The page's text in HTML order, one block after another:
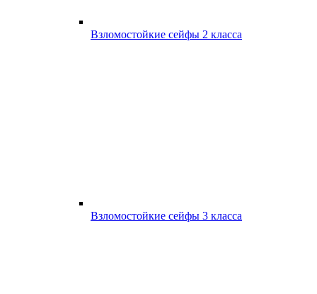
Взломостойкие сейфы 2 класса
Взломостойкие сейфы 3 класса